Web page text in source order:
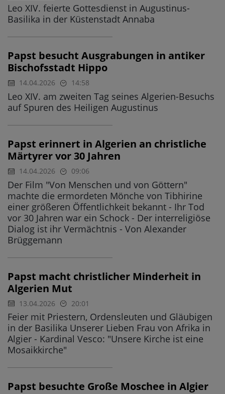
Leo XIV. feierte Gottesdienst in Augustinus-
Basilika in der Küstenstadt Annaba
Papst besucht Ausgrabungen in antiker
Bischofsstadt Hippo
14.04.2026 14:58
Leo XIV. am zweiten Tag seines Algerien-Besuchs
auf Spuren des Heiligen Augustinus
Papst erinnert in Algerien an christliche
Märtyrer vor 30 Jahren
14.04.2026 09:06
Der Film "Von Menschen und von Göttern"
machte die ermordeten Mönche von Tibhirine
einer größeren Öffentlichkeit bekannt - Ihr Tod
vor 30 Jahren war ein Schock - Der interreligiöse
Dialog ist ihr Vermächtnis - Von Alexander
Brüggemann
Papst macht christlicher Minderheit in
Algerien Mut
13.04.2026 20:01
Feier mit Priestern, Ordensleuten und Gläubigen
in der Basilika Unserer Lieben Frau von Afrika in
Algier - Kardinal Vesco: "Unsere Kirche ist eine
Mosaikkirche"
Papst besuchte Große Moschee in Algier